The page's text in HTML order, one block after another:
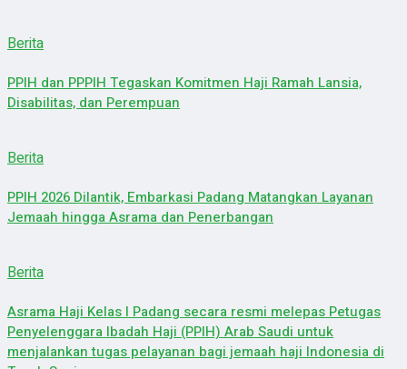
Berita
PPIH dan PPPIH Tegaskan Komitmen Haji Ramah Lansia,
Disabilitas, dan Perempuan
Berita
PPIH 2026 Dilantik, Embarkasi Padang Matangkan Layanan
Jemaah hingga Asrama dan Penerbangan
Berita
Asrama Haji Kelas I Padang secara resmi melepas Petugas
Penyelenggara Ibadah Haji (PPIH) Arab Saudi untuk
menjalankan tugas pelayanan bagi jemaah haji Indonesia di